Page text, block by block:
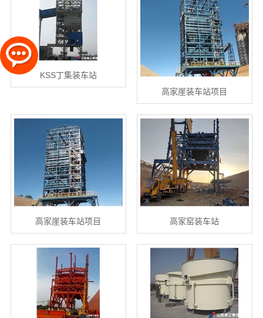
KSS丁集装车站
高家崖装车站项目
高家崖装车站项目 高家窑装车站